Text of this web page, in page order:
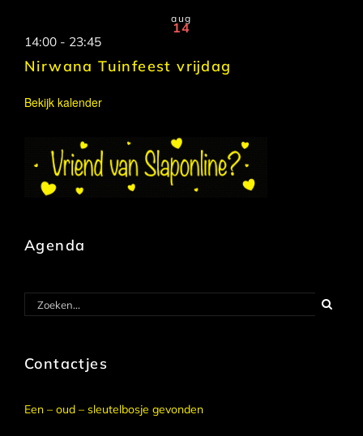
aug
14
14:00 - 23:45
Nirwana Tuinfeest vrijdag
Bekijk kalender
Agenda
Zoeken
naar:
Contactjes
Een – oud – sleutelbosje gevonden